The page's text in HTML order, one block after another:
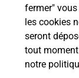
fermer"
les cookies
seront
tout
notre
Est-ce
à
Est-ce